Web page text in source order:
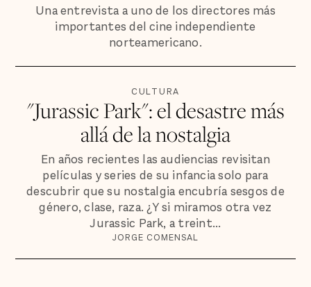
Una entrevista a uno de los directores más
importantes del cine independiente
norteamericano.
CULTURA
"Jurassic Park": el desastre más
allá de la nostalgia
En años recientes las audiencias revisitan
películas y series de su infancia solo para
descubrir que su nostalgia encubría sesgos de
género, clase, raza. ¿Y si miramos otra vez
Jurassic Park, a treint...
JORGE COMENSAL